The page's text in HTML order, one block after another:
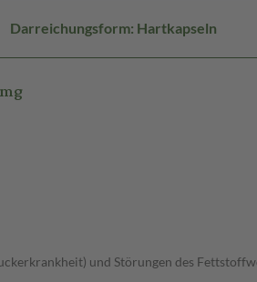
Darreichungsform: Hartkapseln
und Störungen des